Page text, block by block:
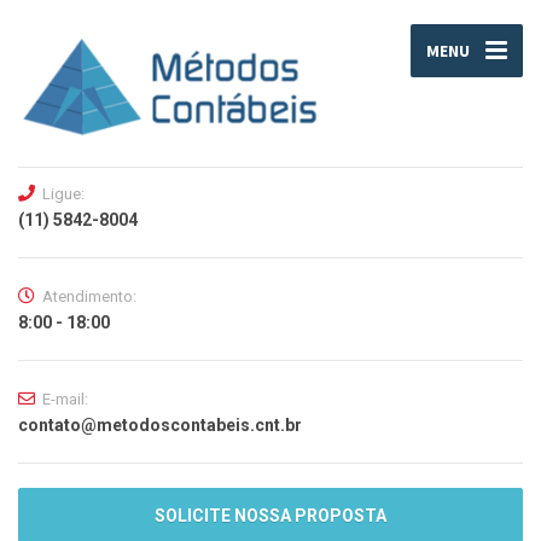
MENU
Ligue:
(11) 5842-8004
Atendimento:
8:00 - 18:00
E-mail:
contato@metodoscontabeis.cnt.br
SOLICITE NOSSA PROPOSTA